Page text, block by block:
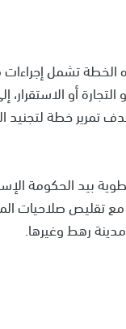
تشمل
أو
تمرير خطة لتجنيد
بيد الحكومة
مع تقليص صلاحيات
رهط وغيرها.